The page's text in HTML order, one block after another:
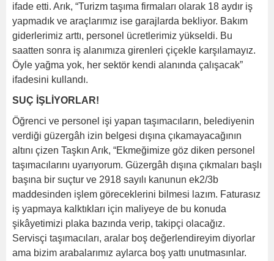
ifade etti. Arık, “Turizm taşıma firmaları olarak 18 aydır iş
yapmadık ve araçlarımız ise garajlarda bekliyor. Bakım
giderlerimiz arttı, personel ücretlerimiz yükseldi. Bu
saatten sonra iş alanımıza girenleri çiçekle karşılamayız.
Öyle yağma yok, her sektör kendi alanında çalışacak”
ifadesini kullandı.
SUÇ İŞLİYORLAR!
Öğrenci ve personel işi yapan taşımacıların, belediyenin
verdiği güzergâh izin belgesi dışına çıkamayacağının
altını çizen Taşkın Arık, “Ekmeğimize göz diken personel
taşımacılarını uyarıyorum. Güzergâh dışına çıkmaları başlı
başına bir suçtur ve 2918 sayılı kanunun ek2/3b
maddesinden işlem göreceklerini bilmesi lazım. Faturasız
iş yapmaya kalktıkları için maliyeye de bu konuda
şikâyetimizi plaka bazında verip, takipçi olacağız.
Servisçi taşımacıları, aralar boş değerlendireyim diyorlar
ama bizim arabalarımız aylarca boş yattı unutmasınlar.